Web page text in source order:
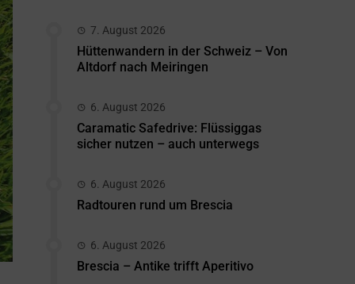
7. August 2026
Hüttenwandern in der Schweiz – Von
Altdorf nach Meiringen
6. August 2026
Caramatic Safedrive: Flüssiggas
sicher nutzen – auch unterwegs
6. August 2026
Radtouren rund um Brescia
6. August 2026
Brescia – Antike trifft Aperitivo